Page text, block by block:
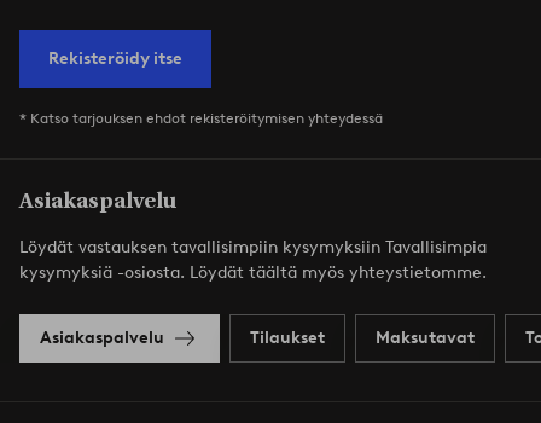
Rekisteröidy itse
* Katso tarjouksen ehdot rekisteröitymisen yhteydessä
Asiakaspalvelu
Löydät vastauksen tavallisimpiin kysymyksiin Tavallisimpia
kysymyksiä -osiosta. Löydät täältä myös yhteystietomme.
Asiakaspalvelu Tilaukset Maksutavat